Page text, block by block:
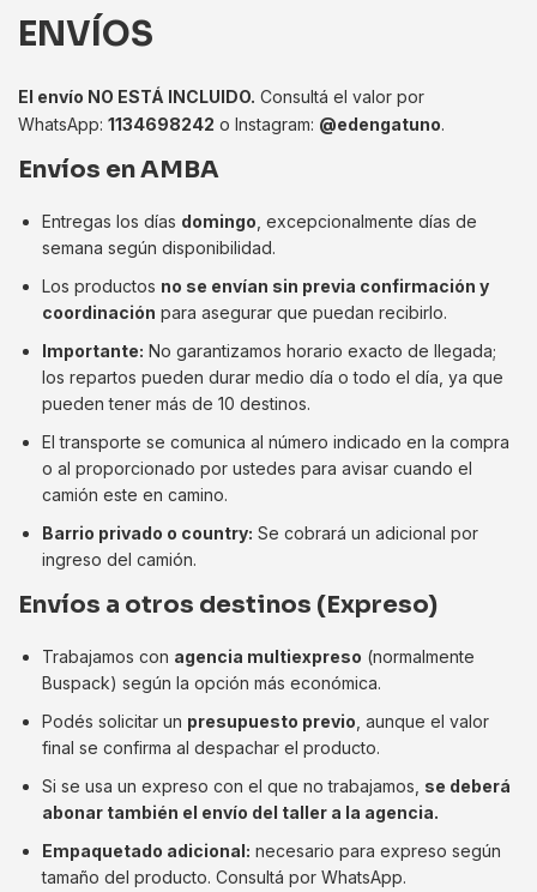
ENVÍOS
El envío NO ESTÁ INCLUIDO. Consultá el valor por
WhatsApp: 1134698242 o Instagram: @edengatuno.
Envíos en AMBA
Entregas los días domingo, excepcionalmente días de
semana según disponibilidad.
Los productos no se envían sin previa confirmación y
coordinación para asegurar que puedan recibirlo.
Importante: No garantizamos horario exacto de llegada;
los repartos pueden durar medio día o todo el día, ya que
pueden tener más de 10 destinos.
El transporte se comunica al número indicado en la compra
o al proporcionado por ustedes para avisar cuando el
camión este en camino.
Barrio privado o country: Se cobrará un adicional por
ingreso del camión.
Envíos a otros destinos (Expreso)
Trabajamos con agencia multiexpreso (normalmente
Buspack) según la opción más económica.
Podés solicitar un presupuesto previo, aunque el valor
final se confirma al despachar el producto.
Si se usa un expreso con el que no trabajamos, se deberá
abonar también el envío del taller a la agencia.
Empaquetado adicional: necesario para expreso según
tamaño del producto. Consultá por WhatsApp.